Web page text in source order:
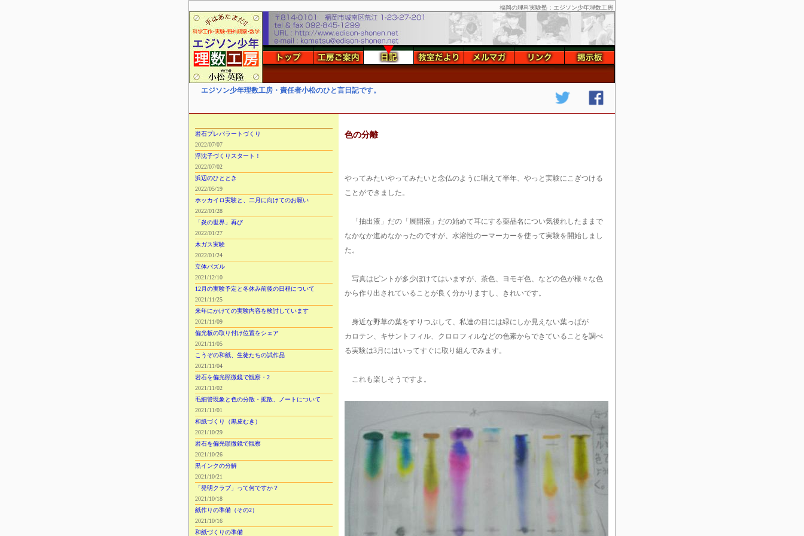
福岡の理科実験塾：エジソン少年理数工房
エジソン少年理数工房・責任者小松のひと言日記です。
岩石プレパラートづくり
2022/07/07
浮沈子づくりスタート！
2022/07/02
浜辺のひととき
2022/05/19
ホッカイロ実験と、二月に向けてのお願い
2022/01/28
「炎の世界」再び
2022/01/27
木ガス実験
2022/01/24
立体パズル
2021/12/10
12月の実験予定と冬休み前後の日程について
2021/11/25
来年にかけての実験内容を検討しています
2021/11/09
偏光板の取り付け位置をシェア
2021/11/05
こうぞの和紙、生徒たちの試作品
2021/11/04
岩石を偏光顕微鏡で観察・2
2021/11/02
毛細管現象と色の分散・拡散、ノートについて
2021/11/01
和紙づくり（黒皮むき）
2021/10/29
岩石を偏光顕微鏡で観察
2021/10/26
黒インクの分解
2021/10/21
「発明クラブ」って何ですか？
2021/10/18
紙作りの準備（その2）
2021/10/16
和紙づくりの準備
色の分離
やってみたいやってみたいと念仏のように唱えて半年、やっと実験にこぎつける
ことができました。
「抽出液」だの「展開液」だの始めて耳にする薬品名につい気後れしたままで
なかなか進めなかったのですが、水溶性のーマーカーを使って実験を開始しまし
た。
写真はピントが多少ぼけてはいますが、茶色、ヨモギ色、などの色が様々な色
から作り出されていることが良く分かりますし、きれいです。
身近な野草の葉をすりつぶして、私達の目には緑にしか見えない葉っぱが
カロテン、キサントフィル、クロロフィルなどの色素からできていることを調べ
る実験は3月にはいってすぐに取り組んでみます。
これも楽しそうですよ。